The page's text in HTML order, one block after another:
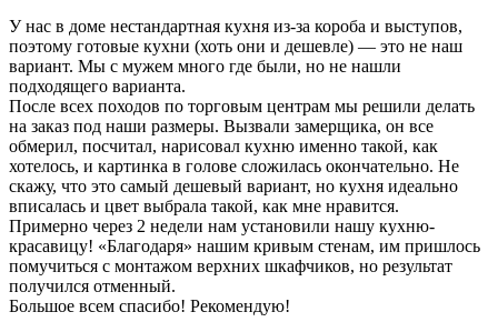
У нас в доме нестандартная кухня из-за короба и выступов,
поэтому готовые кухни (хоть они и дешевле) — это не наш
вариант. Мы с мужем много где были, но не нашли
подходящего варианта.
После всех походов по торговым центрам мы решили делать
на заказ под наши размеры. Вызвали замерщика, он все
обмерил, посчитал, нарисовал кухню именно такой, как
хотелось, и картинка в голове сложилась окончательно. Не
скажу, что это самый дешевый вариант, но кухня идеально
вписалась и цвет выбрала такой, как мне нравится.
Примерно через 2 недели нам установили нашу кухню-
красавицу! «Благодаря» нашим кривым стенам, им пришлось
помучиться с монтажом верхних шкафчиков, но результат
получился отменный.
Большое всем спасибо! Рекомендую!